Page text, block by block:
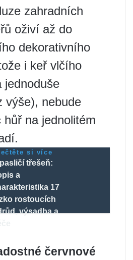
zahradních
oživí až do
dekorativního
i keř vlčího
jednoduše
výše), nebude
na jednolitém
si více
třešeň:
a
17
rostoucích
výsadba a
červnové